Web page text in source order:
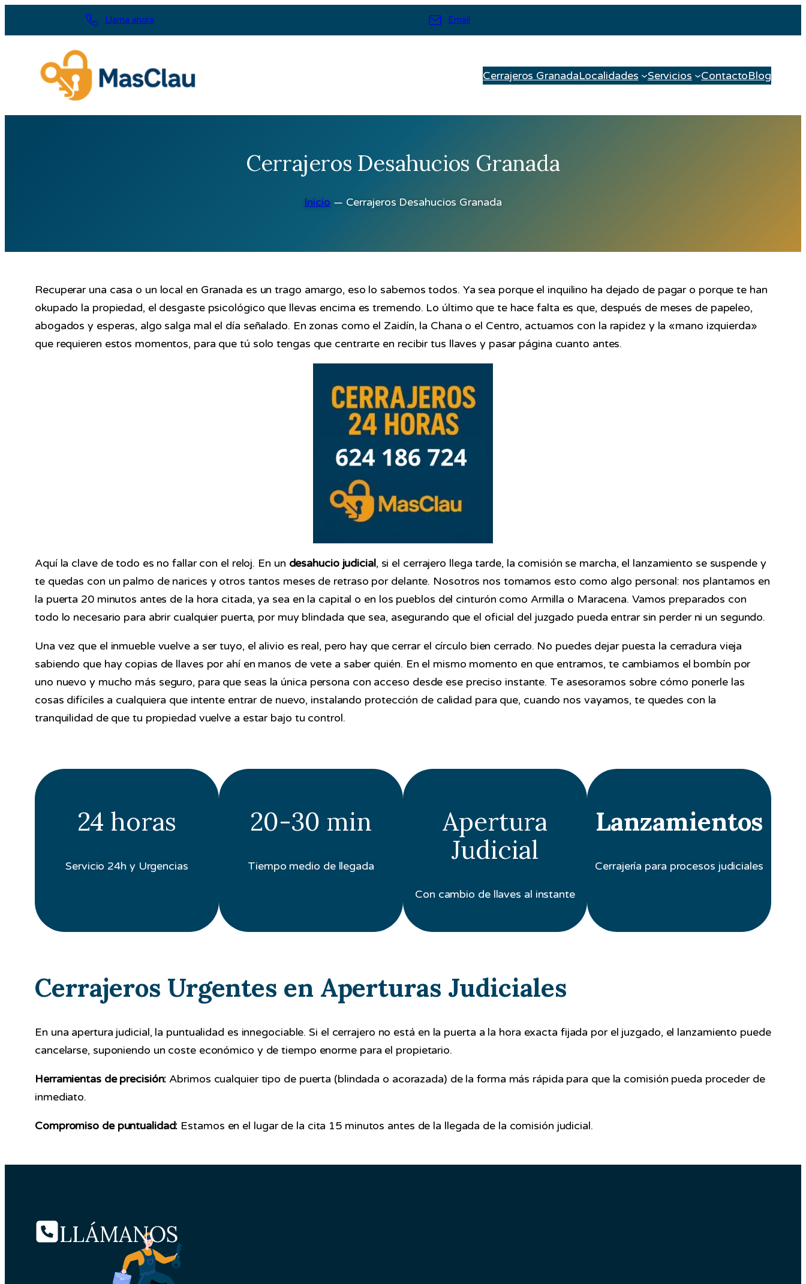
Llama ahora Email
Cerrajeros GranadaLocalidades Servicios ContactoBlog
Cerrajeros Desahucios Granada
Inicio — Cerrajeros Desahucios Granada
Recuperar una casa o un local en Granada es un trago amargo, eso lo sabemos todos. Ya sea porque el inquilino ha dejado de pagar o porque te han
okupado la propiedad, el desgaste psicológico que llevas encima es tremendo. Lo último que te hace falta es que, después de meses de papeleo,
abogados y esperas, algo salga mal el día señalado. En zonas como el Zaidín, la Chana o el Centro, actuamos con la rapidez y la «mano izquierda»
que requieren estos momentos, para que tú solo tengas que centrarte en recibir tus llaves y pasar página cuanto antes.
Aquí la clave de todo es no fallar con el reloj. En un desahucio judicial, si el cerrajero llega tarde, la comisión se marcha, el lanzamiento se suspende y
te quedas con un palmo de narices y otros tantos meses de retraso por delante. Nosotros nos tomamos esto como algo personal: nos plantamos en
la puerta 20 minutos antes de la hora citada, ya sea en la capital o en los pueblos del cinturón como Armilla o Maracena. Vamos preparados con
todo lo necesario para abrir cualquier puerta, por muy blindada que sea, asegurando que el oficial del juzgado pueda entrar sin perder ni un segundo.
Una vez que el inmueble vuelve a ser tuyo, el alivio es real, pero hay que cerrar el círculo bien cerrado. No puedes dejar puesta la cerradura vieja
sabiendo que hay copias de llaves por ahí en manos de vete a saber quién. En el mismo momento en que entramos, te cambiamos el bombín por
uno nuevo y mucho más seguro, para que seas la única persona con acceso desde ese preciso instante. Te asesoramos sobre cómo ponerle las
cosas difíciles a cualquiera que intente entrar de nuevo, instalando protección de calidad para que, cuando nos vayamos, te quedes con la
tranquilidad de que tu propiedad vuelve a estar bajo tu control.
24 horas
Servicio 24h y Urgencias
20-30 min
Tiempo medio de llegada
Apertura
Judicial
Con cambio de llaves al instante
Lanzamientos
Cerrajería para procesos judiciales
Cerrajeros Urgentes en Aperturas Judiciales
En una apertura judicial, la puntualidad es innegociable. Si el cerrajero no está en la puerta a la hora exacta fijada por el juzgado, el lanzamiento puede
cancelarse, suponiendo un coste económico y de tiempo enorme para el propietario.
Herramientas de precisión: Abrimos cualquier tipo de puerta (blindada o acorazada) de la forma más rápida para que la comisión pueda proceder de
inmediato.
Compromiso de puntualidad: Estamos en el lugar de la cita 15 minutos antes de la llegada de la comisión judicial.
LLÁMANOS